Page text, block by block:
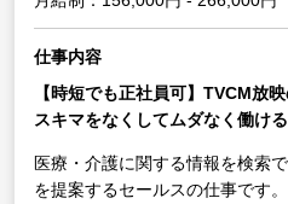
仕事内容
【時短でも正社員可】TVCM放
スキマをなくしてムダなく働ける
医療・介護に関する情報を検索
を提案するセールスの仕事です。